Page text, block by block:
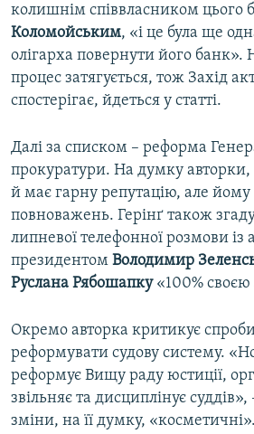
колишнім співвласником цього
Коломойським, «і це була ще
олігарха повернути його банк».
процес затягується, тож Захід
спостерігає, йдеться у статті.
Далі за списком – реформа
прокуратури. На думку авторки,
й має гарну репутацію, але
повноважень. Герінґ також
липневої телефонної розмови
президентом Володимир
Руслана Рябошапку«100%
Окремо авторка критикує
реформувати судову систему.
реформує Вищу раду юстиції,
звільняє та дисциплінує
зміни, на її думку, «косметичні».